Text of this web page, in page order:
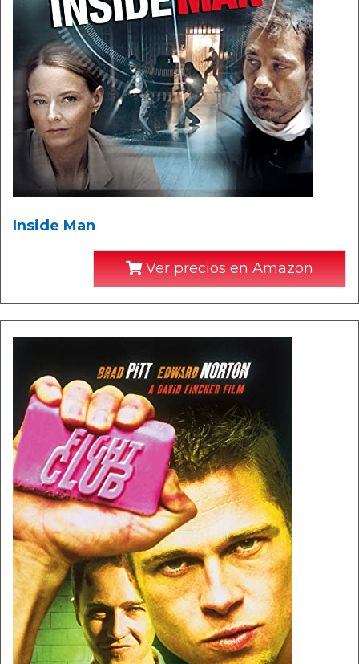
Inside Man
Ver precios en Amazon